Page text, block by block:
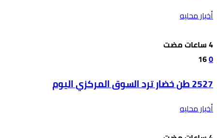
أخبار محليه
0
16
2527 طن خضار ترد السوق المركزي اليوم
أخبار محليه